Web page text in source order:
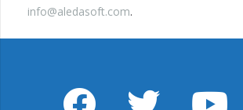
info@aledasoft.com.